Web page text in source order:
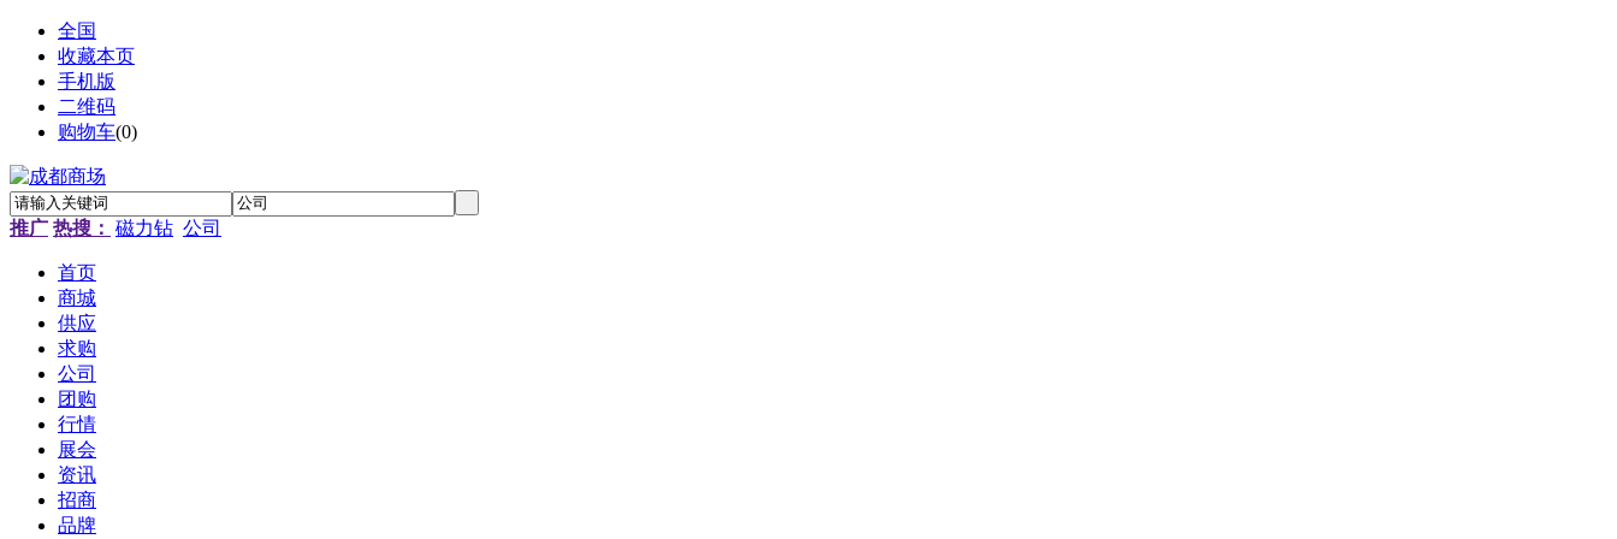
全国
收藏本页
手机版
二维码
购物车(0)
推广 热搜： 磁力钻 公司
首页
商城
供应
求购
公司
团购
行情
展会
资讯
招商
品牌